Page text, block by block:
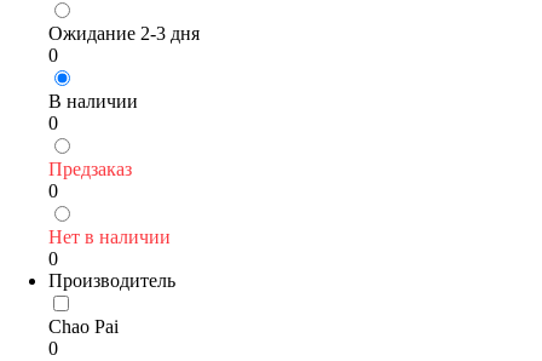
Ожидание 2-3 дня
0
В наличии
0
Предзаказ
0
Нет в наличии
0
Производитель
Chao Pai
0